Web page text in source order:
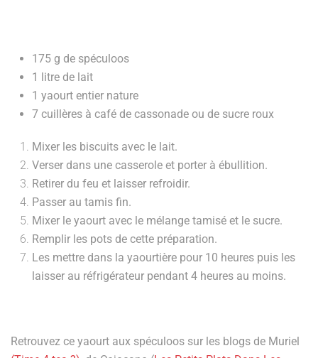
175 g de spéculoos
1 litre de lait
1 yaourt entier nature
7 cuillères à café de cassonade ou de sucre roux
Mixer les biscuits avec le lait.
Verser dans une casserole et porter à ébullition.
Retirer du feu et laisser refroidir.
Passer au tamis fin.
Mixer le yaourt avec le mélange tamisé et le sucre.
Remplir les pots de cette préparation.
Les mettre dans la yaourtière pour 10 heures puis les
laisser au réfrigérateur pendant 4 heures au moins.
Retrouvez ce yaourt aux spéculoos sur les blogs de Muriel